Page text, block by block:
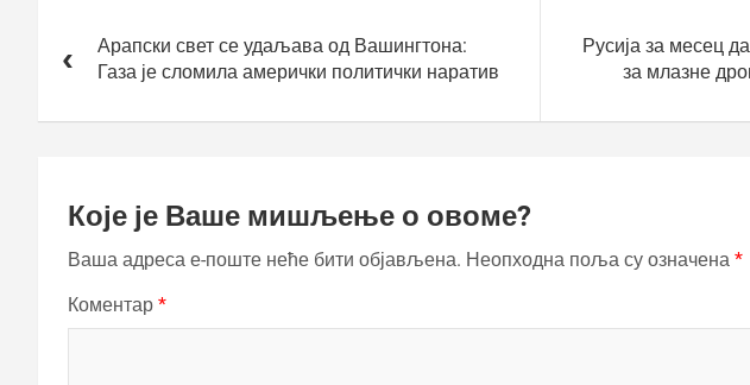
чланкаАрапски свет се удаљава од Вашингтона:
Газа је сломила амерички политички наратив
Русија за месец
за млазне
Које је Ваше мишљење о овоме?
Ваша адреса е-поште неће бити објављена. Неопходна поља су означена *
Коментар *